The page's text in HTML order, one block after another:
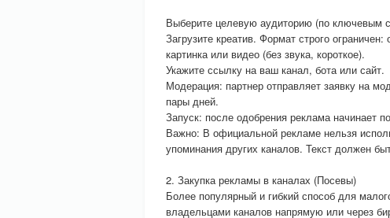
Выберите целевую аудиторию (по ключевым
Загрузите креатив. Формат строго
картинка или видео (без звука, короткое).
Укажите ссылку на ваш канал, бота или сайт.
Модерация: партнер отправляет заявку на
пары дней.
Запуск: после одобрения реклама начинает
Важно: В официальной рекламе нельзя
упоминания других каналов. Текст должен
2. Закупка рекламы в каналах (Посевы)
Более популярный и гибкий способ для
владельцами каналов напрямую или через